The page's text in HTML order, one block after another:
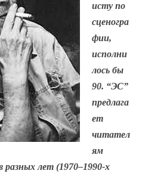
исту по
сценогра
фии,
исполни
лось бы
90. “ЭС”
предлага
ет
читател
ям
разных лет (1970–1990-х